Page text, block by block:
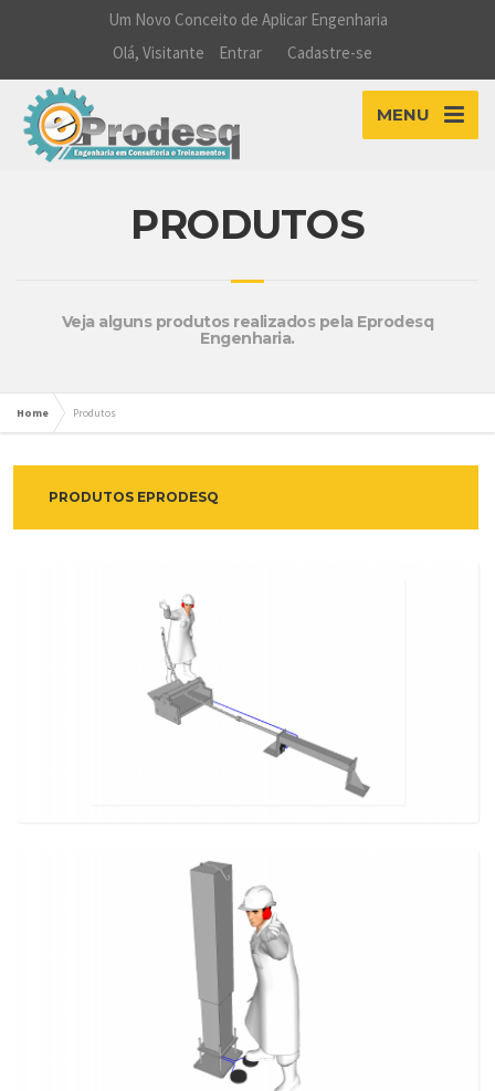
Um Novo Conceito de Aplicar Engenharia
Olá, Visitante
Entrar Cadastre-se
MENU
PRODUTOS
Veja alguns produtos realizados pela Eprodesq
Engenharia.
Home Produtos
PRODUTOS EPRODESQ
DISPSITIVO DE DESTACAR OSSO DA PALETA
MAIS DETALHES
DISPOSITIVO PARA DESOSSAR PESCOÇO
MAIS DETALHES